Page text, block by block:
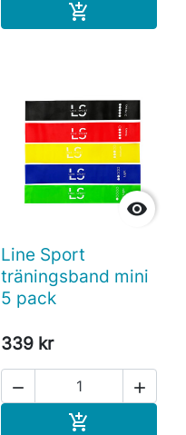


Line Sport
träningsband mini
5 pack
339 kr
 
